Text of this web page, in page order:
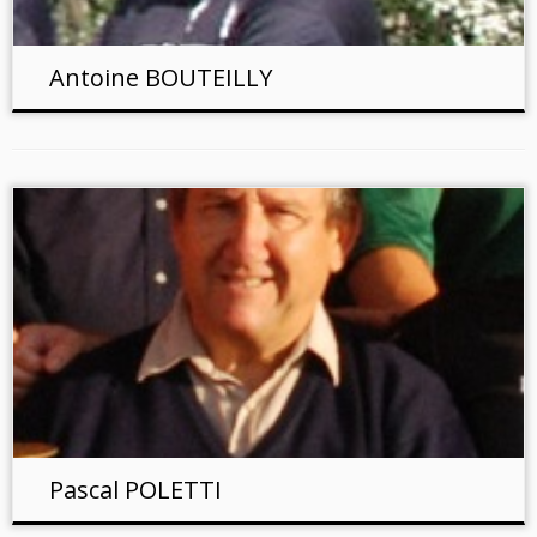
Antoine BOUTEILLY
Pascal POLETTI